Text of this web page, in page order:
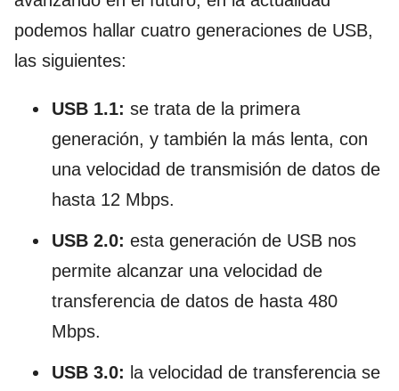
podemos hallar cuatro generaciones de USB,
las siguientes:
USB 1.1: se trata de la primera
generación, y también la más lenta, con
una velocidad de transmisión de datos de
hasta 12 Mbps.
USB 2.0: esta generación de USB nos
permite alcanzar una velocidad de
transferencia de datos de hasta 480
Mbps.
USB 3.0: la velocidad de transferencia se